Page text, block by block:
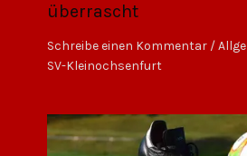
überrascht
Schreibe einen Kommentar /
SV-Kleinochsenfurt